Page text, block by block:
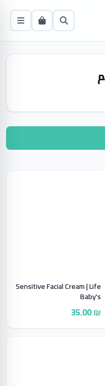
Sensitive Facial Cream | Life
Baby's
₪ 35.00